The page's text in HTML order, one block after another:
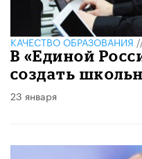
КАЧЕСТВО ОБРАЗОВАНИЯ
В «Единой
создать
23 января